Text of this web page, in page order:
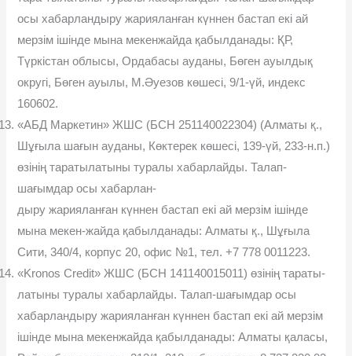
осы хабарландыру жарияланған күннен бастап екі ай
мерзім ішінде мына мекенжайда қабылданады: ҚР,
Түркістан облысы, Ордабасы ауданы, Бөген ауылдық
округі, Бөген ауылы, М.Əуезов көшесі, 9/1-үй, индекс
160602.
«АБД Маркетин» ЖШС (БСН 251140022304) (Алматы қ.,
Шұғыла шағын ауданы, Көктерек көшесі, 139-үй, 233-н.п.)
өзінің таратылатыны туралы хабарлайды. Талап-
шағымдар осы хабарлан-
дыру жарияланған күннен бастап екі ай мерзім ішінде
мына мекен-жайда қабылданады: Алматы қ., Шұғыла
Сити, 340/4, корпус 20, офис №1, тел. +7 778 0011223.
«Kronos Credit» ЖШС (БСН 141140015011) өзінің тараты-
латыны туралы хабарлайды. Талап-шағымдар осы
хабарландыру жарияланған күннен бастап екі ай мерзім
ішінде мына мекенжайда қабылданады: Алматы қаласы,